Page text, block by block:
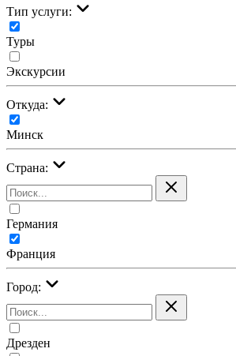
Тип услуги:
Туры
Экскурсии
Откуда:
Минск
Страна:
Германия
Франция
Город:
Дрезден